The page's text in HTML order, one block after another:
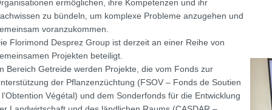
ermöglichen, ihre Kompetenzen und ihr
zu bündeln, um komplexe Probleme anzugehen und
voranzukommen.
Florimond Desprez Group ist derzeit an einer Reihe von
Projekten beteiligt.
Bereich Getreide werden Projekte, die vom Fonds zur
der Pflanzenzüchtung (FSOV – Fonds de Soutien
l’Obtention Végétal) und dem Sonderfonds für die Entwicklung